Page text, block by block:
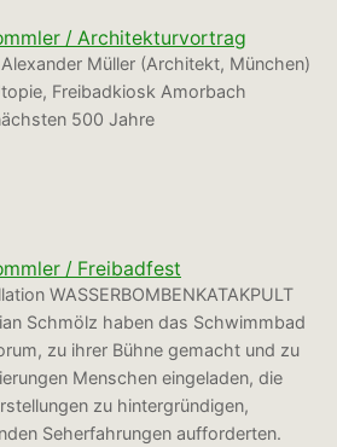
/ Architekturvortrag
Müller (Architekt, München)
Freibadkiosk Amorbach
500 Jahre
/ Freibadfest
WASSERBOMBENKATAKPULT
Schmölz haben das Schwimmbad
zu ihrer Bühne gemacht und zu
Menschen eingeladen, die
zu hintergründigen,
Seherfahrungen aufforderten.